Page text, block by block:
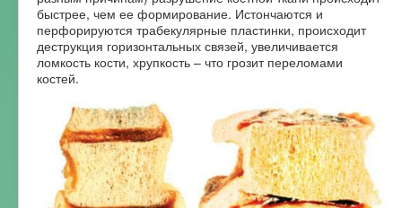
быстрее, чем ее формирование. Истончаются и
перфорируются трабекулярные пластинки, происходит
деструкция горизонтальных связей, увеличивается
ломкость кости, хрупкость – что грозит переломами
костей.